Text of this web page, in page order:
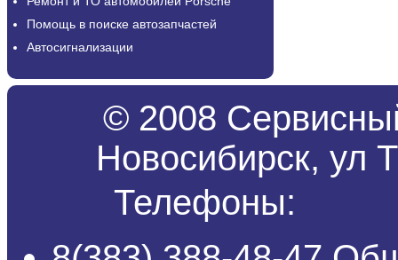
Помощь в поиске автозапчастей
Автосигнализации
© 2008
Новосибирск, ул
Телефоны: